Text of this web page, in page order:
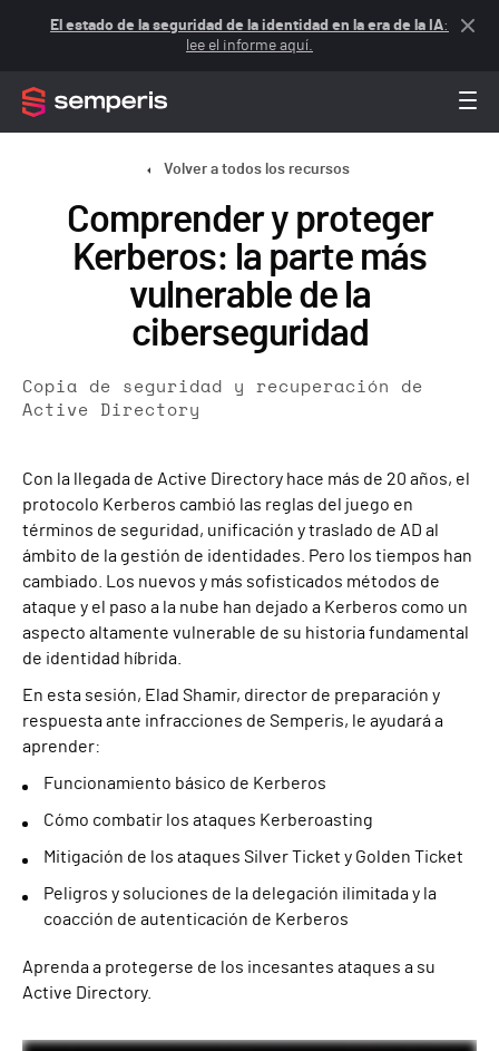
El estado de la seguridad de la identidad en la era de la IA:
lee el informe aquí.
Volver a todos los recursos
Comprender y proteger
Kerberos: la parte más
vulnerable de la
ciberseguridad
Copia de seguridad y recuperación de
Active Directory
Con la llegada de Active Directory hace más de 20 años, el
protocolo Kerberos cambió las reglas del juego en
términos de seguridad, unificación y traslado de AD al
ámbito de la gestión de identidades. Pero los tiempos han
cambiado. Los nuevos y más sofisticados métodos de
ataque y el paso a la nube han dejado a Kerberos como un
aspecto altamente vulnerable de su historia fundamental
de identidad híbrida.
En esta sesión, Elad Shamir, director de preparación y
respuesta ante infracciones de Semperis, le ayudará a
aprender:
Funcionamiento básico de Kerberos
Cómo combatir los ataques Kerberoasting
Mitigación de los ataques Silver Ticket y Golden Ticket
Peligros y soluciones de la delegación ilimitada y la
coacción de autenticación de Kerberos
Aprenda a protegerse de los incesantes ataques a su
Active Directory.